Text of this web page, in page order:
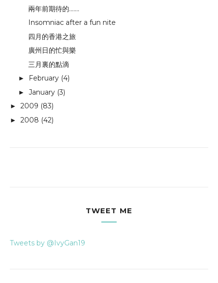
兩年前期待的.......
Insomniac after a fun nite
四月的香港之旅
廣州日的忙與樂
三月裏的點滴
► February (4)
► January (3)
► 2009 (83)
► 2008 (42)
TWEET ME
Tweets by @IvyGan19